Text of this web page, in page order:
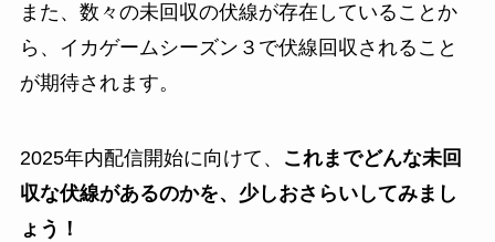
また、数々の未回収の伏線が存在していることか
ら、イカゲームシーズン３で伏線回収されること
が期待されます。
2025年内配信開始に向けて、
これまでどんな未回
収な伏線があるのかを、少しおさらいしてみまし
ょう！